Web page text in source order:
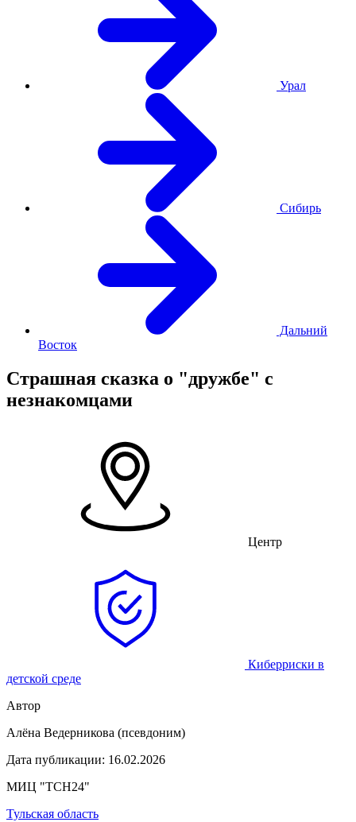
Урал
Сибирь
Дальний
Восток
Страшная сказка о "дружбе" с
незнакомцами
Центр
Киберриски в
детской среде
Автор
Алёна Ведерникова (псевдоним)
Дата публикации: 16.02.2026
МИЦ "ТСН24"
Тульская область